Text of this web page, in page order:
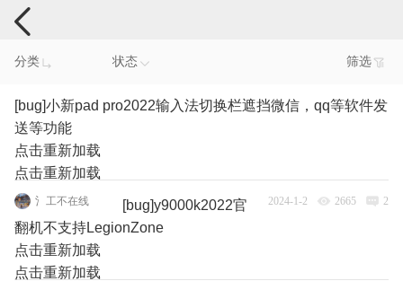
电脑反馈
分类 状态 筛选
[bug]小新pad pro2022输入法切换栏遮挡微信，qq等软件发
送等功能
点击重新加载
点击重新加载
氵工不在线 2024-1-2 2665 2
[bug]y9000k2022官
翻机不支持LegionZone
点击重新加载
点击重新加载